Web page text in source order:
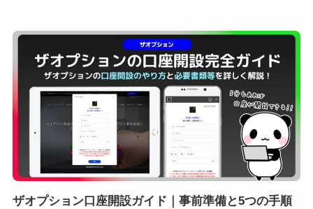
ザオプション口座開設ガイド｜事前準備と5つの手順